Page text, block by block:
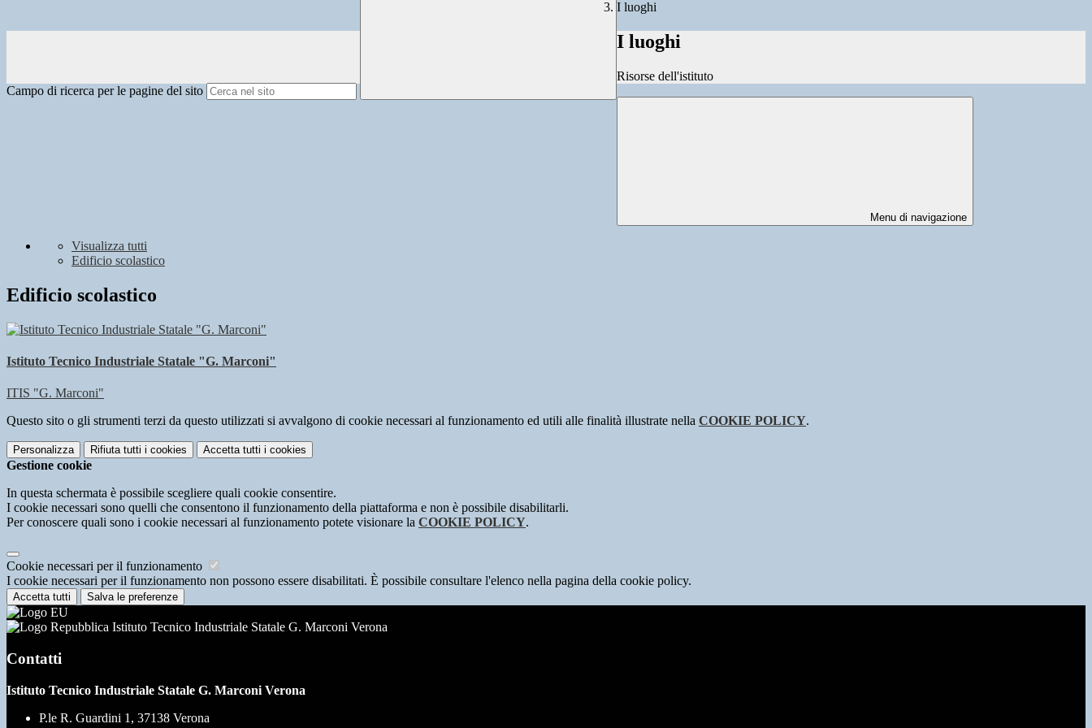
Campo di ricerca per le pagine del sito
I luoghi
I luoghi
Risorse dell'istituto
Menu di navigazione
Visualizza tutti
Edificio scolastico
Edificio scolastico
Istituto Tecnico Industriale Statale "G. Marconi"
ITIS "G. Marconi"
Questo sito o gli strumenti terzi da questo utilizzati si avvalgono di cookie necessari al funzionamento ed utili alle finalità illustrate nella COOKIE POLICY.
Personalizza Rifiuta tutti i cookies Accetta tutti i cookies
Gestione cookie
In questa schermata è possibile scegliere quali cookie consentire.
I cookie necessari sono quelli che consentono il funzionamento della piattaforma e non è possibile disabilitarli.
Per conoscere quali sono i cookie necessari al funzionamento potete visionare la COOKIE POLICY.
Cookie necessari per il funzionamento
I cookie necessari per il funzionamento non possono essere disabilitati. È possibile consultare l'elenco nella pagina della cookie policy.
Accetta tutti Salva le preferenze
Istituto Tecnico Industriale Statale G. Marconi Verona
Contatti
Istituto Tecnico Industriale Statale G. Marconi Verona
P.le R. Guardini 1, 37138 Verona